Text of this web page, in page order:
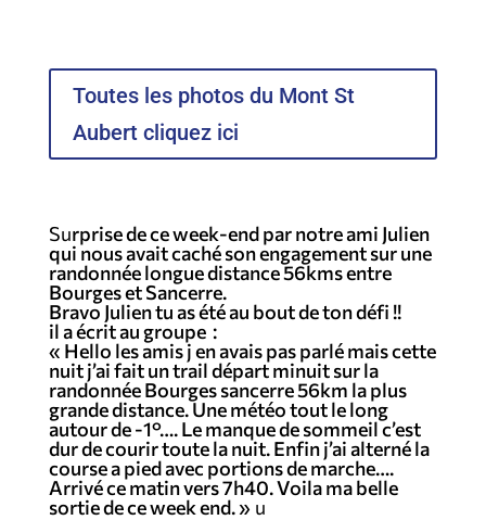
Toutes les photos du Mont St
Aubert cliquez ici
Surprise de ce week-end par notre ami Julien
qui nous avait caché son engagement sur une
randonnée longue distance 56kms entre
Bourges et Sancerre.
Bravo Julien tu as été au bout de ton défi !!
il a écrit au groupe :
« Hello les amis j en avais pas parlé mais cette
nuit j’ai fait un trail départ minuit sur la
randonnée Bourges sancerre 56km la plus
grande distance. Une météo tout le long
autour de -1°…. Le manque de sommeil c’est
dur de courir toute la nuit. Enfin j’ai alterné la
course a pied avec portions de marche….
Arrivé ce matin vers 7h40. Voila ma belle
sortie de ce week end. » u